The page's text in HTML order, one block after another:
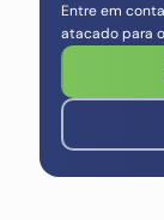
Entre em
atacado para